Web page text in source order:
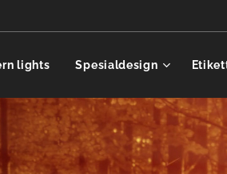
lights Spesialdesign